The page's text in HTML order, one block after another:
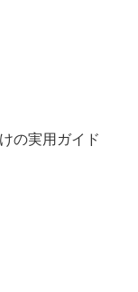
の実用ガイド